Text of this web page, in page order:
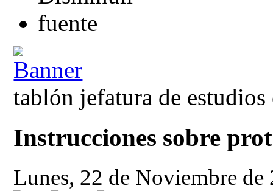
tablón jefatura de
Instrucciones sobre
Lunes, 22 de Noviembre